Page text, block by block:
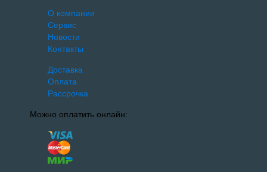
О компании
Сервис
Новости
Контакты
Доставка
Оплата
Рассрочка
Можно оплатить онлайн: